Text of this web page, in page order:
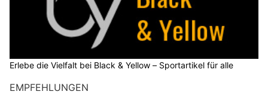
Erlebe die Vielfalt bei Black & Yellow – Sportartikel für alle
EMPFEHLUNGEN